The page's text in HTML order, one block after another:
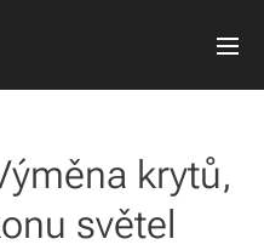
krytů,
světel